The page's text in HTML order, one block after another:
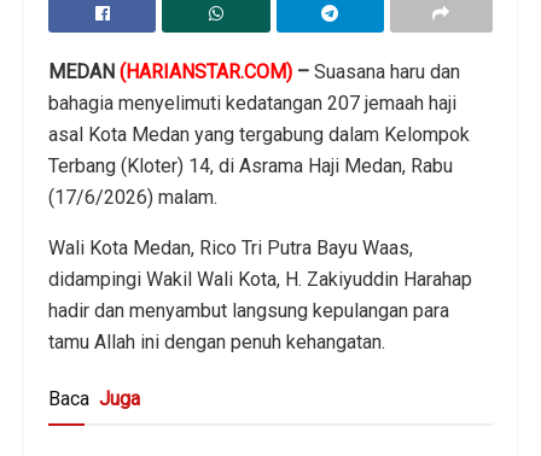
MEDAN (HARIANSTAR.COM) – Suasana haru dan
bahagia menyelimuti kedatangan 207 jemaah haji
asal Kota Medan yang tergabung dalam Kelompok
Terbang (Kloter) 14, di Asrama Haji Medan, Rabu
(17/6/2026) malam.
Wali Kota Medan, Rico Tri Putra Bayu Waas,
didampingi Wakil Wali Kota, H. Zakiyuddin Harahap
hadir dan menyambut langsung kepulangan para
tamu Allah ini dengan penuh kehangatan.
Baca Juga